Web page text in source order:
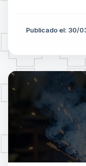
Publicado el: 30/